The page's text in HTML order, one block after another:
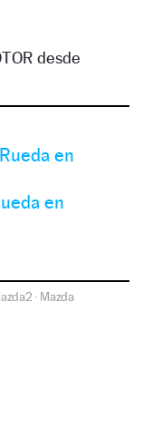
desde
en
en
· Mazda